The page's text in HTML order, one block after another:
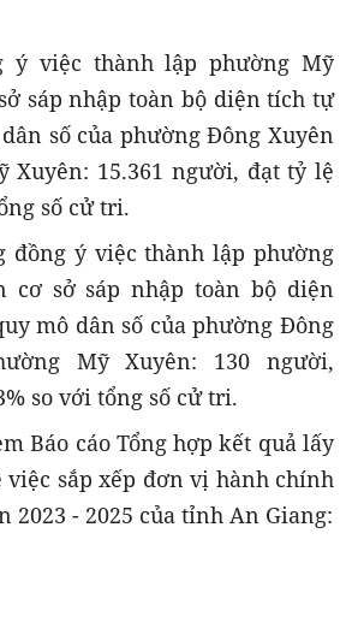
ý việc thành lập phường Mỹ
sáp nhập toàn bộ diện tích tự
số của phường Đông Xuyên
Xuyên: 15.361 người, đạt tỷ lệ
số cử tri.
đồng ý việc thành lập phường
cơ sở sáp nhập toàn bộ diện
mô dân số của phường Đông
Mỹ Xuyên: 130 người,
so với tổng số cử tri.
Báo cáo Tổng hợp kết quả lấy
sắp xếp đơn vị hành chính
2023 - 2025 của tỉnh An Giang: